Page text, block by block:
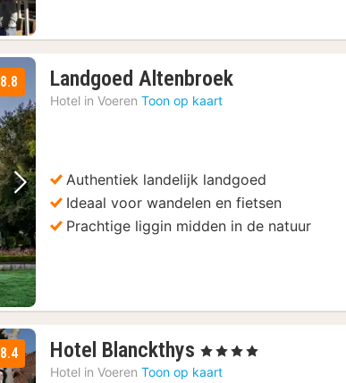
Volgende foto
8.8 Landgoed Altenbroek1
Hotel in Voeren Toon op kaart
Authentiek landelijk landgoed
Ideaal voor wandelen en fietsen
Prachtige liggin midden in de natuur
8.4 Hotel Blanckthys 1
nacht
, 4 Sterren
Hotel in Voeren Toon op kaart